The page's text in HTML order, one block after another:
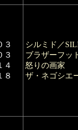
３
３
４
８
シルミド／
ブラザーフッ
怒りの画家
ザ・ネゴシエ